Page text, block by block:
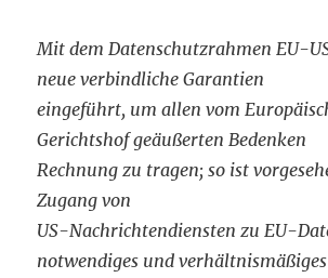
Mit dem Datenschutzrahmen EU-
neue verbindliche Garantien
eingeführt, um allen vom
Gerichtshof geäußerten Bedenken
Rechnung zu tragen; so ist
Zugang von
US-Nachrichtendiensten zu EU-
notwendiges und